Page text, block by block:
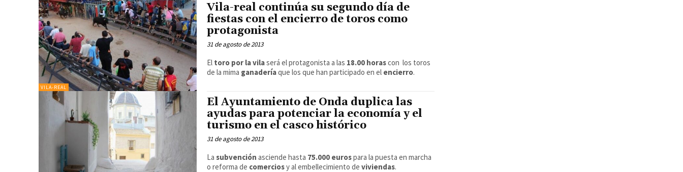
VILA-REAL
Vila-real continúa su segundo día de
fiestas con el encierro de toros como
protagonista
31 de agosto de 2013
El toro por la vilaserá el protagonista a las 18.00 horascon los toros
de la mima ganaderíaque los que han participado en el encierro.
El Ayuntamiento de Onda duplica las
ayudas para potenciar la economía y el
turismo en el casco histórico
31 de agosto de 2013
Lasubvención asciende hasta 75.000 eurospara la puesta en marcha
o reforma de comerciosy al embellecimiento deviviendas.